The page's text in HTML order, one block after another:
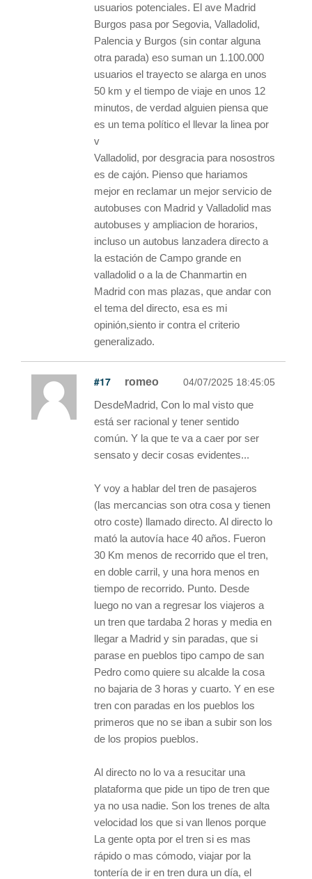
usuarios potenciales. El ave Madrid
Burgos pasa por Segovia, Valladolid,
Palencia y Burgos (sin contar alguna
otra parada) eso suman un 1.100.000
usuarios el trayecto se alarga en unos
50 km y el tiempo de viaje en unos 12
minutos, de verdad alguien piensa que
es un tema político el llevar la linea por
v
Valladolid, por desgracia para nosostros
es de cajón. Pienso que hariamos
mejor en reclamar un mejor servicio de
autobuses con Madrid y Valladolid mas
autobuses y ampliacion de horarios,
incluso un autobus lanzadera directo a
la estación de Campo grande en
valladolid o a la de Chanmartin en
Madrid con mas plazas, que andar con
el tema del directo, esa es mi
opinión,siento ir contra el criterio
generalizado.
#17 romeo 04/07/2025 18:45:05
DesdeMadrid, Con lo mal visto que
está ser racional y tener sentido
común. Y la que te va a caer por ser
sensato y decir cosas evidentes...
Y voy a hablar del tren de pasajeros
(las mercancias son otra cosa y tienen
otro coste) llamado directo. Al directo lo
mató la autovía hace 40 años. Fueron
30 Km menos de recorrido que el tren,
en doble carril, y una hora menos en
tiempo de recorrido. Punto. Desde
luego no van a regresar los viajeros a
un tren que tardaba 2 horas y media en
llegar a Madrid y sin paradas, que si
parase en pueblos tipo campo de san
Pedro como quiere su alcalde la cosa
no bajaria de 3 horas y cuarto. Y en ese
tren con paradas en los pueblos los
primeros que no se iban a subir son los
de los propios pueblos.
Al directo no lo va a resucitar una
plataforma que pide un tipo de tren que
ya no usa nadie. Son los trenes de alta
velocidad los que si van llenos porque
La gente opta por el tren si es mas
rápido o mas cómodo, viajar por la
tontería de ir en tren dura un día, el